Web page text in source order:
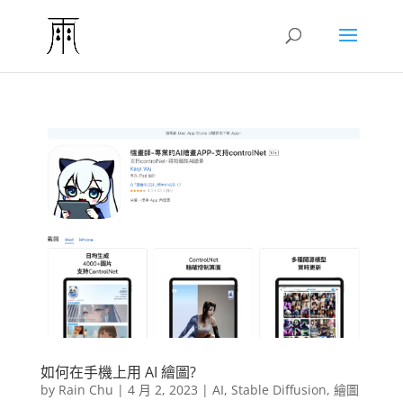
如何在手機上用 AI 繪圖?
by Rain Chu | 4 月 2, 2023 | AI, Stable Diffusion, 繪圖